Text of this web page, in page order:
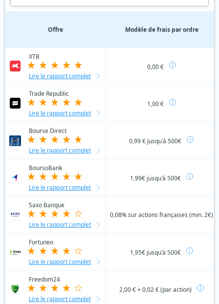
Offre Modèle de frais par ordre
XTB
Lire le rapport complet
0,00 €
Trade Republic
Lire le rapport complet
1,00 €
Bourse Direct
Lire le rapport complet
0,99 € jusqu'à 500€
BoursoBank
Lire le rapport complet
1,99€ jusqu'à 500€
Saxo Banque
Lire le rapport complet
0,08% sur actions françaises (min. 2€)
Fortuneo
Lire le rapport complet
1,95€ jusqu'à 500€
Freedom24
Lire le rapport complet
2,00 € + 0,02 € (par action)